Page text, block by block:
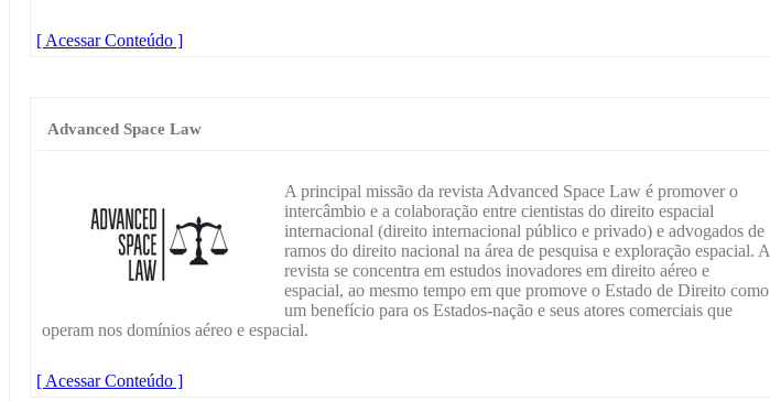
[ Acessar Conteúdo ]
Advanced Space Law
A principal missão da revista Advanced Space Law é promover o
intercâmbio e a colaboração entre cientistas do direito espacial
internacional (direito internacional público e privado) e advogados de
ramos do direito nacional na área de pesquisa e exploração espacial. A
revista se concentra em estudos inovadores em direito aéreo e
espacial, ao mesmo tempo em que promove o Estado de Direito como
um benefício para os Estados-nação e seus atores comerciais que
operam nos domínios aéreo e espacial.
[ Acessar Conteúdo ]